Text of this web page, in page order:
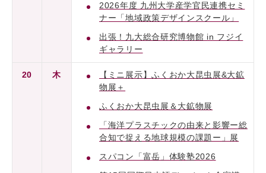
2026年度 九州大学産学官民連携セミ
ナー「地域政策デザインスクール」
出張！九大総合研究博物館 in フジイ
ギャラリー
20 木
【ミニ展示】ふくおか大昆虫展&大鉱
物展＋
ふくおか大昆虫展＆大鉱物展
「海洋プラスチックの由来と影響ー総
合知で捉える地球規模の課題ー」展
スパコン「富岳」体験塾2026